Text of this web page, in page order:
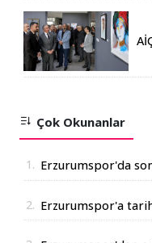
Çok Okunanlar
1. Erzurumspor'da
2. Erzurumspor'a